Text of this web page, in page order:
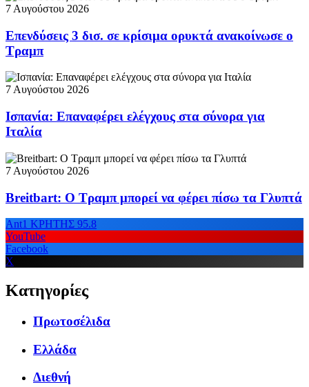
7 Αυγούστου 2026
Επενδύσεις 3 δισ. σε κρίσιμα ορυκτά ανακοίνωσε ο
Τραμπ
7 Αυγούστου 2026
Ισπανία: Επαναφέρει ελέγχους στα σύνορα για
Ιταλία
7 Αυγούστου 2026
Breitbart: Ο Τραμπ μπορεί να φέρει πίσω τα Γλυπτά
Ant1 ΚΡΗΤΗΣ 95.8
YouTube
Facebook
X
Κατηγορίες
Πρωτοσέλιδα
Ελλάδα
Διεθνή